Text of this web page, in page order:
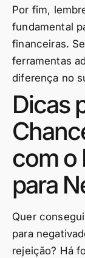
Por fim,
fundamental
financeiras.
ferramentas
diferença no
Dicas
com o
para
Quer
para
rejeição? Há